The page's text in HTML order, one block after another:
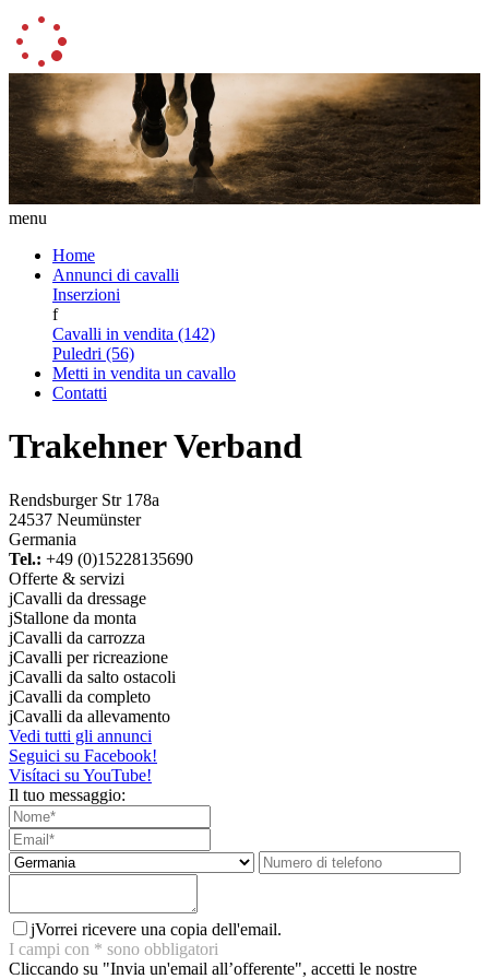
menu
Home
Annunci di cavalli
Inserzioni
f
Cavalli in vendita (142)
Puledri (56)
Metti in vendita un cavallo
Contatti
Trakehner Verband
Rendsburger Str 178a
24537 Neumünster
Germania
Tel.: +49 (0)15228135690
Offerte & servizi
jCavalli da dressage
jStallone da monta
jCavalli da carrozza
jCavalli per ricreazione
jCavalli da salto ostacoli
jCavalli da completo
jCavalli da allevamento
Vedi tutti gli annunci
Seguici su Facebook!
Visítaci su YouTube!
Il tuo messaggio:
jVorrei ricevere una copia dell'email.
I campi con * sono obbligatori
Cliccando su "Invia un'email all’offerente", accetti le nostre